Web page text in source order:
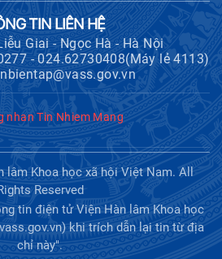
tế Việt Nam
Thách thức,
phát triển"
dữ liệu Viện
Việt Nam
gian phát
nguyên mới:
và lựa chọn
TIN LIÊN HỆ
Giai - Ngọc Hà - Hà Nội
- 024.62730408(Máy lẻ 4113)
lâm Khoa học xã hội Việt Nam. All
Reserved
tin điện tử Viện Hàn lâm Khoa học
khi trích dẫn lại tin từ địa
chỉ này".